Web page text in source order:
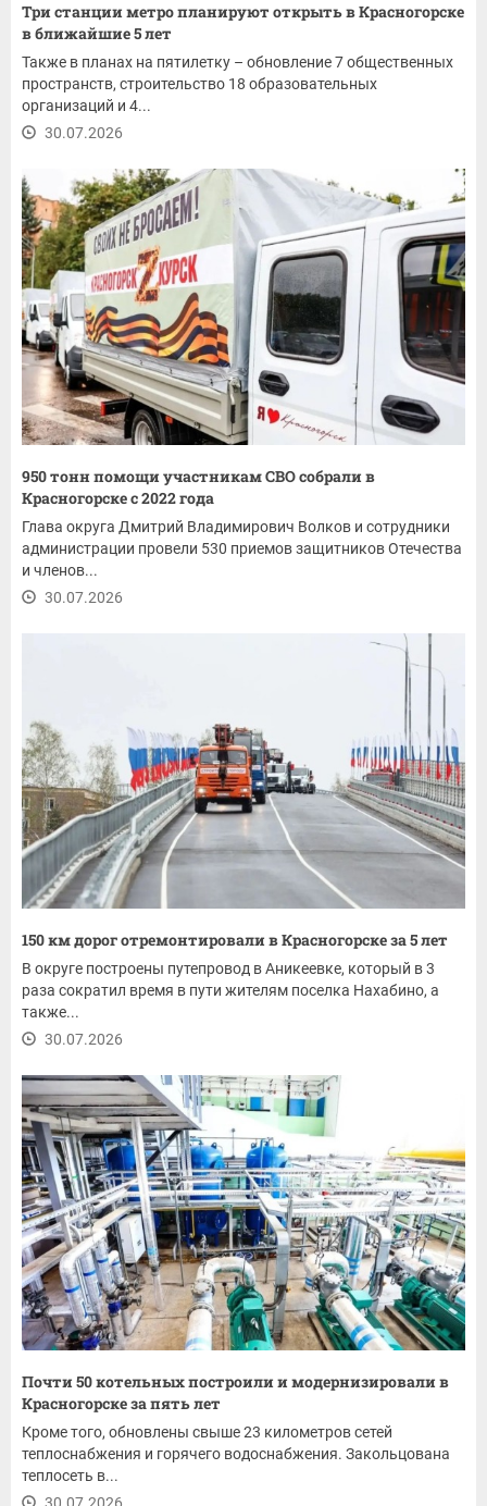
Три станции метро планируют открыть в Красногорске
в ближайшие 5 лет
Также в планах на пятилетку – обновление 7 общественных
пространств, строительство 18 образовательных
организаций и 4...
30.07.2026
950 тонн помощи участникам СВО собрали в
Красногорске с 2022 года
Глава округа Дмитрий Владимирович Волков и сотрудники
администрации провели 530 приемов защитников Отечества
и членов...
30.07.2026
150 км дорог отремонтировали в Красногорске за 5 лет
В округе построены путепровод в Аникеевке, который в 3
раза сократил время в пути жителям поселка Нахабино, а
также...
30.07.2026
Почти 50 котельных построили и модернизировали в
Красногорске за пять лет
Кроме того, обновлены свыше 23 километров сетей
теплоснабжения и горячего водоснабжения. Закольцована
теплосеть в...